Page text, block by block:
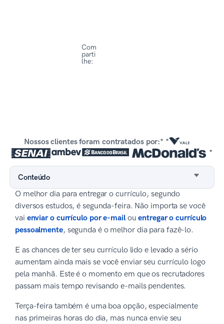
Com
parti
lhe:
Nossos clientes foram contratados por:* *
*
Conteúdo
O melhor dia para entregar o currículo, segundo
diversos estudos, é segunda-feira. Não importa se você
vai enviar o currículo por e-mailouentregar o currículo
pessoalmente, segunda é o melhor dia para fazê-lo.
E as chances de ter seu currículo lido e levado a sério
aumentam ainda mais se você enviar seu currículo logo
pela manhã. Este é o momento em que os recrutadores
passam mais tempo revisando e-mails pendentes.
Terça-feira também é uma boa opção, especialmente
nas primeiras horas do dia, mas nunca envie seu